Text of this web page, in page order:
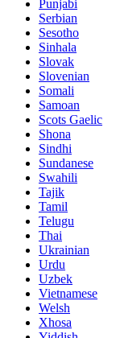
Punjabi
Serbian
Sesotho
Sinhala
Slovak
Slovenian
Somali
Samoan
Scots Gaelic
Shona
Sindhi
Sundanese
Swahili
Tajik
Tamil
Telugu
Thai
Ukrainian
Urdu
Uzbek
Vietnamese
Welsh
Xhosa